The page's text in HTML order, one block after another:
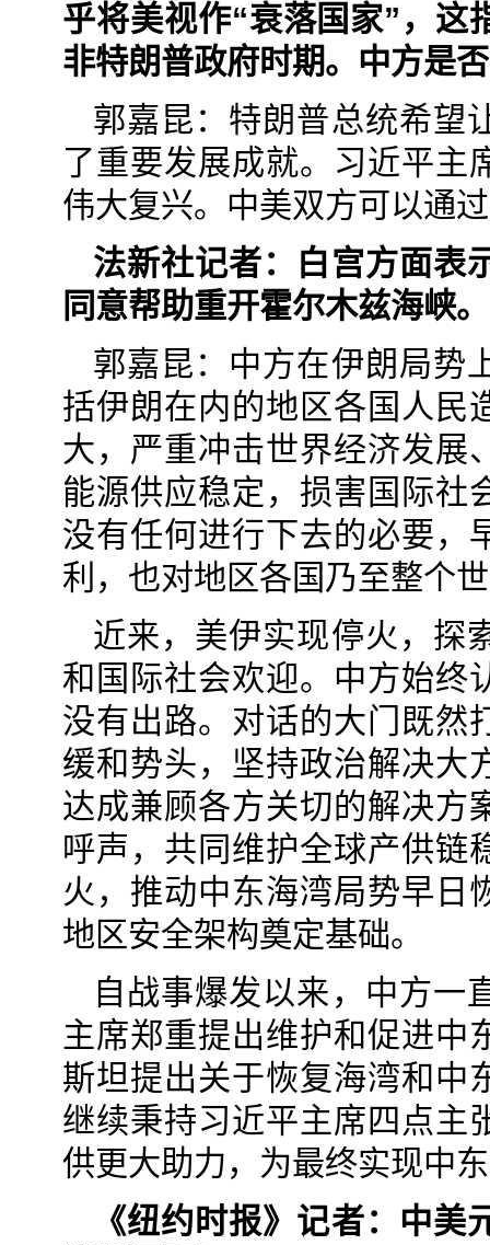
乎将美视作“衰落国家”，这
非特朗普政府时期。中方是
郭嘉昆：特朗普总统希望
了重要发展成就。习近平主
伟大复兴。中美双方可以通
法新社记者：白宫方面表
同意帮助重开霍尔木兹海峡
郭嘉昆：中方在伊朗局势
括伊朗在内的地区各国人民
大，严重冲击世界经济发展
能源供应稳定，损害国际社
没有任何进行下去的必要，
利，也对地区各国乃至整个
近来，美伊实现停火，探
和国际社会欢迎。中方始终
没有出路。对话的大门既然
缓和势头，坚持政治解决大
达成兼顾各方关切的解决方
呼声，共同维护全球产供链
火，推动中东海湾局势早日
地区安全架构奠定基础。
自战事爆发以来，中方一
主席郑重提出维护和促进中
斯坦提出关于恢复海湾和中
继续秉持习近平主席四点主
供更大助力，为最终实现中
《纽约时报》记者：中